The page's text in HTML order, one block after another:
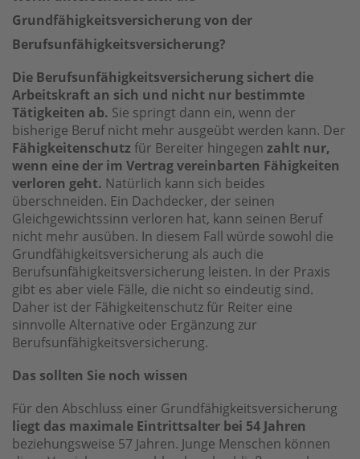
Grundfähigkeitsversicherung von der
Berufsunfähigkeitsversicherung?
Die Berufsunfähigkeitsversicherung sichert die
Arbeitskraft an sich und nicht nur bestimmte
Tätigkeiten ab. Sie springt dann ein, wenn der
bisherige Beruf nicht mehr ausgeübt werden kann. Der
Fähigkeitenschutz für Bereiter hingegen zahlt nur,
wenn eine der im Vertrag vereinbarten Fähigkeiten
verloren geht. Natürlich kann sich beides
überschneiden. Ein Dachdecker, der seinen
Gleichgewichtssinn verloren hat, kann seinen Beruf
nicht mehr ausüben. In diesem Fall würde sowohl die
Grundfähigkeitsversicherung als auch die
Berufsunfähigkeitsversicherung leisten. In der Praxis
gibt es aber viele Fälle, die nicht so eindeutig sind.
Daher ist der Fähigkeitenschutz für Reiter eine
sinnvolle Alternative oder Ergänzung zur
Berufsunfähigkeitsversicherung.
Das sollten Sie noch wissen
Für den Abschluss einer Grundfähigkeitsversicherung
liegt das maximale Eintrittsalter bei 54 Jahren
beziehungsweise 57 Jahren. Junge Menschen können